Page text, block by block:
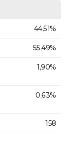
44,51%
55,49%
1,90%
0,63%
158